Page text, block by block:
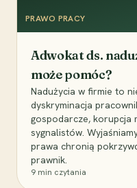
PRAWO PRACY
Adwokat ds.
może pomóc?
Nadużycia w firmie to
dyskryminacja
gospodarcze, korupcja
sygnalistów.
prawa chronią
prawnik.
9 min czytania